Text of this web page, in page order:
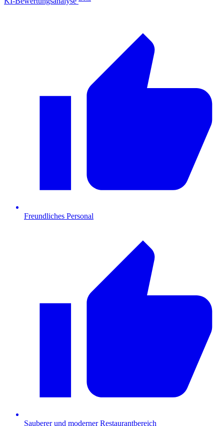
Freundliches Personal
Sauberer und moderner Restaurantbereich